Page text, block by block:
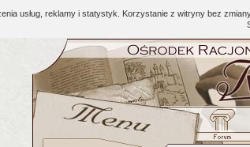
usług, reklamy i statystyk. Korzystanie z witryny bez